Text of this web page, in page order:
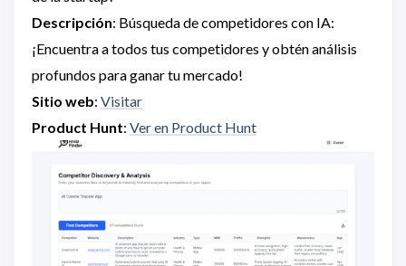
Descripción: Búsqueda de competidores con IA:
¡Encuentra a todos tus competidores y obtén análisis
profundos para ganar tu mercado!
Sitio web: Visitar
Product Hunt: Ver en Product Hunt